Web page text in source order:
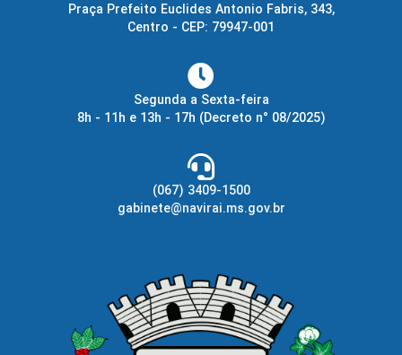
Praça Prefeito Euclides Antonio Fabris, 343,
Centro - CEP: 79947-001
Segunda a Sexta-feira
8h - 11h e 13h - 17h (Decreto n° 08/2025)
(067) 3409-1500
gabinete@navirai.ms.gov.br